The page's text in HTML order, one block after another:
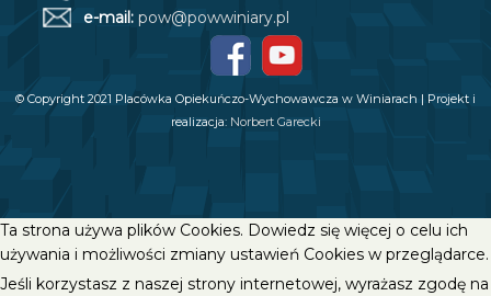
e-mail: pow@powwiniary.pl
© Copyright 2021 Placówka Opiekuńczo-Wychowawcza w Winiarach | Projekt i
realizacja: Norbert Garecki
Ta strona używa plików Cookies. Dowiedz się więcej o celu ich
używania i możliwości zmiany ustawień Cookies w przeglądarce.
Jeśli korzystasz z naszej strony internetowej, wyrażasz zgodę na